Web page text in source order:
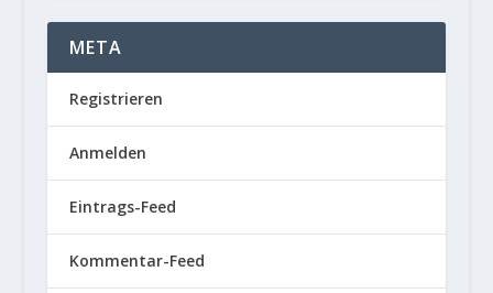
META
Registrieren
Anmelden
Eintrags-Feed
Kommentar-Feed